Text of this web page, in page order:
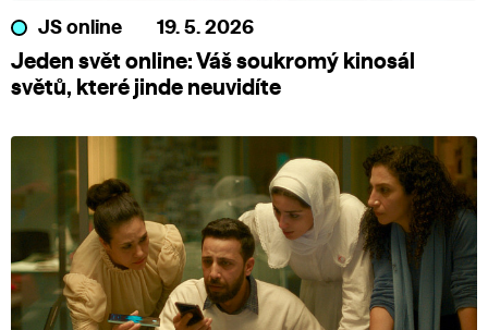
JS online 19. 5. 2026
Jeden svět online: Váš soukromý kinosál
světů, které jinde neuvidíte